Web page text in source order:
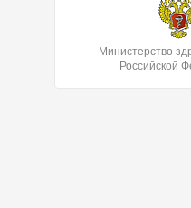
Министерство
Российской